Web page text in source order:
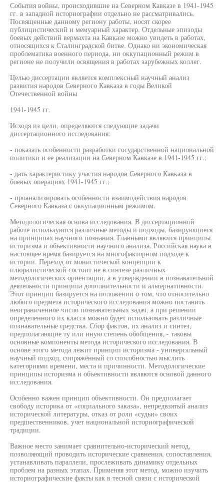
События войны, происходившие на Северном Кавказе в 1941-1945
гг. в западной историографии отдельно не рассматривались.
Посвященные данному региону работы, носят скорее
публицистический и мемуарный характер. Отдельные эпизоды
боевых действий вермахта на Кавказе можно увидеть в работах,
относящихся к Сталинградской битве. Однако ни экономическая
проблематика военного периода, ни оккупационный режим в
регионе не получили освящения в работах зарубежных коллег.
Целью диссертации является комплексный научный анализ
развития народов Северного Кавказа в годы Великой
Отечественной войны
1941-1945 гг.
Исходя из цели, определяются следующие задачи
диссертационного исследования:
- показать особенности разработки государственной национальной
политики и ее реализации на Северном Кавказе в 1941-1945 гг.;
- дать характеристику участия народов Северного Кавказа в
боевых операциях 1941-1945 гг.;
- проанализировать особенности взаимодействия народов
Северного Кавказа с оккупационным режимом.
Методологическая основа исследования. В диссертационной
работе используются различные методы и подходы, базирующиеся
на принципах научного познания. Главными являются принципы
историзма и объективности научного анализа. Российская наука в
настоящее время базируется на многофакторном подходе к
истории. Переход от монистической концепции к
плюралистической состоит не в синтезе различных
методологических ориентации, а в утверждении в познавательной
деятельности принципа дополнительности и альтернативности.
Этот принцип базируется на положении о том, что относительно
любого предмета исторического исследования можно поставить
неограниченное число познавательных задач, а при решении
определенного их класса можно будет использовать различные
познавательные средства. Сбор фактов, их анализ и синтез,
предполагающие ту или иную степень обобщения, - таковы
основные компоненты метода исторического исследования. В
основе этого метода лежит принцип историзма - универсальный
научный подход, сопряжённый со способностью мыслить
категориями времени, места и причинности. Методологические
принципы историзма и объективности являются основой данного
исследования.
Особенно важен принцип объективности. Он предполагает
свободу историка от «социального заказа», непредвзятый анализ
исторической литературы, отказ от роли «судьи» своих
предшественников, учет национальной историографической
традиции.
Важное место занимает сравнительно-исторический метод,
позволяющий проводить исторические сравнения, сопоставления,
устанавливать параллели, прослеживать динамику отдельных
проблем на разных этапах. Применяя этот метод, можно изучить
историографические факты как в тесной связи с исторической